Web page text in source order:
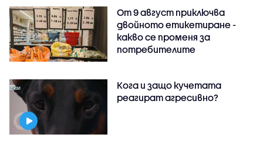
От 9 август приключва
двойното етикетиране -
какво се променя за
потребителите
Кога и защо кучетата
реагират агресивно?